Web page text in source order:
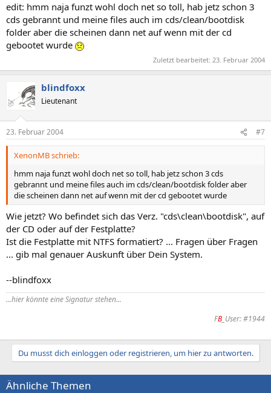
edit: hmm naja funzt wohl doch net so toll, hab jetz schon 3
cds gebrannt und meine files auch im cds/clean/bootdisk
folder aber die scheinen dann net auf wenn mit der cd
gebootet wurde
Zuletzt bearbeitet: 23. Februar 2004
blindfoxx
Lieutenant
23. Februar 2004 #7
XenonMB schrieb:
hmm naja funzt wohl doch net so toll, hab jetz schon 3 cds
gebrannt und meine files auch im cds/clean/bootdisk folder aber
die scheinen dann net auf wenn mit der cd gebootet wurde
Wie jetzt? Wo befindet sich das Verz. "cds\clean\bootdisk", auf
der CD oder auf der Festplatte?
Ist die Festplatte mit NTFS formatiert? ... Fragen über Fragen
... gib mal genauer Auskunft über Dein System.
--blindfoxx
...hier könnte eine Signatur stehen...
FB _User: #1944
Du musst dich einloggen oder registrieren, um hier zu antworten.
Ähnliche Themen